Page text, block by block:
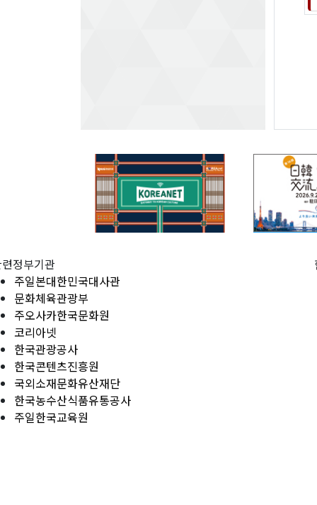
정부기관
주일본대한민국대사관
문화체육관광부
주오사카한국문화원
코리아넷
한국관광공사
한국콘텐츠진흥원
국외소재문화유산재단
한국농수산식품유통공사
주일한국교육원